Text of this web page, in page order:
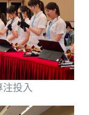
投入